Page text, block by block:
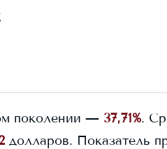
поколении — 37,71%.
долларов. Показатель